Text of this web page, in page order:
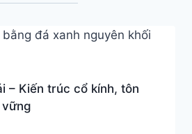
– Kiến trúc cổ kính, tôn
vững